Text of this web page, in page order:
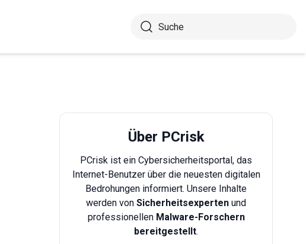
Über PCrisk
PCrisk ist ein Cybersicherheitsportal, das
Internet-Benutzer über die neuesten digitalen
Bedrohungen informiert. Unsere Inhalte
werden von Sicherheitsexperten und
professionellen Malware-Forschern
bereitgestellt.